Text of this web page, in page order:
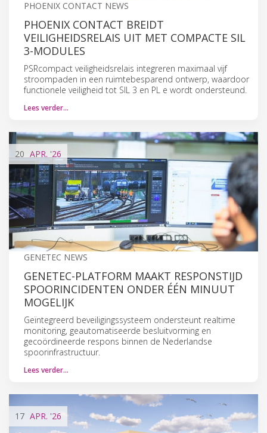
PHOENIX CONTACT NEWS
PHOENIX CONTACT BREIDT
VEILIGHEIDSRELAIS UIT MET COMPACTE SIL
3-MODULES
PSRcompact veiligheidsrelais integreren maximaal vijf
stroompaden in een ruimtebesparend ontwerp, waardoor
functionele veiligheid tot SIL 3 en PL e wordt ondersteund.
Lees verder…
20 APR. '26
GENETEC NEWS
GENETEC-PLATFORM MAAKT RESPONSTIJD
SPOORINCIDENTEN ONDER ÉÉN MINUUT
MOGELIJK
Geïntegreerd beveiligingssysteem ondersteunt realtime
monitoring, geautomatiseerde besluitvorming en
gecoördineerde respons binnen de Nederlandse
spoorinfrastructuur.
Lees verder…
17 APR. '26